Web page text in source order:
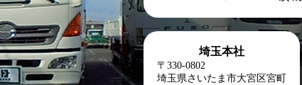
埼玉本社
〒330-0802
埼玉県さいたま市大宮区宮町